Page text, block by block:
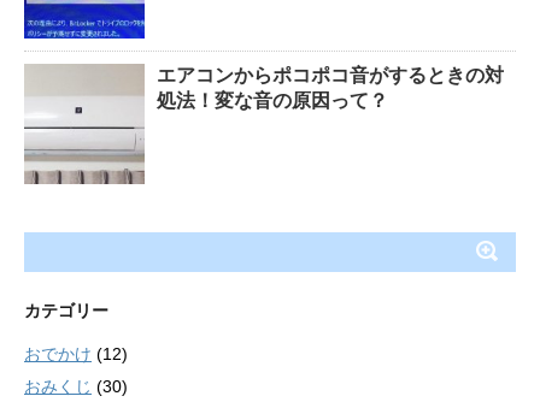
エアコンからポコポコ音がするときの対
処法！変な音の原因って？
カテゴリー
おでかけ (12)
おみくじ (30)